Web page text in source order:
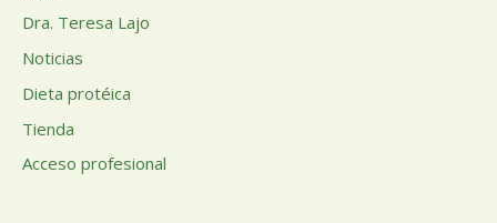
Dra. Teresa Lajo
Noticias
Dieta protéica
Tienda
Acceso profesional